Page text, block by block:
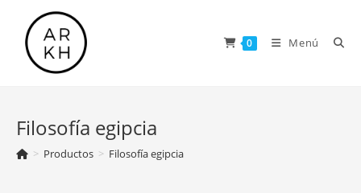
contenido
0 Menú
Filosofía egipcia
> Productos > Filosofía egipcia